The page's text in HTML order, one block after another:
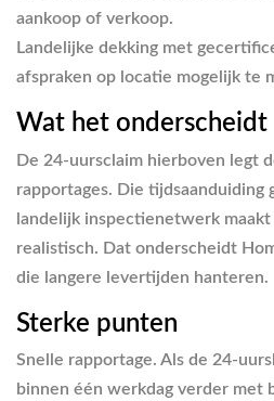
aankoop of verkoop.
Landelijke dekking met
afspraken op locatie mogelijk te
Wat het onderscheidt
De 24-uursclaim hierboven legt
rapportages. Die tijdsaanduiding
landelijk inspectienetwerk
realistisch. Dat onderscheidt
die langere levertijden hanteren.
Sterke punten
Snelle rapportage. Als de 24-
binnen één werkdag verder met